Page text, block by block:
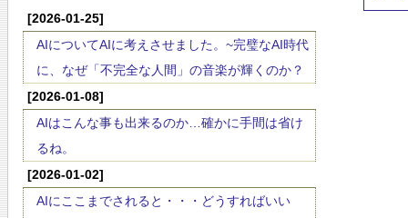
[2026-01-25]
AIについてAIに考えさせました。~完璧なAI時代
に、なぜ「不完全な人間」の音楽が輝くのか？
[2026-01-08]
AIはこんな事も出来るのか…確かに手間は省け
るね。
[2026-01-02]
AIにここまでされると・・・どうすればいい